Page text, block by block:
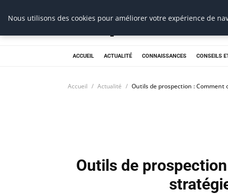
Prospection Pro
ACCUEIL ACTUALITÉ CONNAISSANCES CONSEILS
Accueil Actualité Outils de prospection :
Outils de
Nous utilisons des cookies pour améliorer votre expérience de